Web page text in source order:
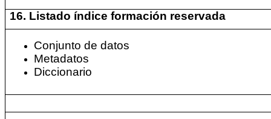
16. Listado índice formación reservada
Conjunto de datos
Metadatos
Diccionario